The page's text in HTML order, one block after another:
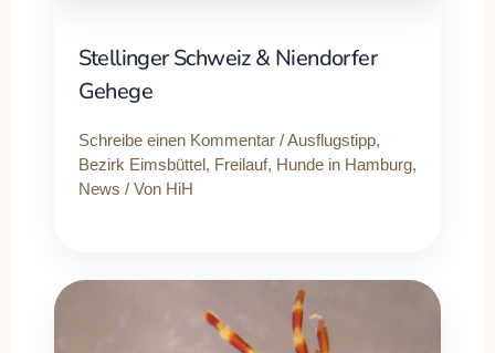
Stellinger Schweiz & Niendorfer
Gehege
Schreibe einen Kommentar /Ausflugstipp,
Bezirk Eimsbüttel , Freilauf, Hunde in Hamburg,
News / Von HiH